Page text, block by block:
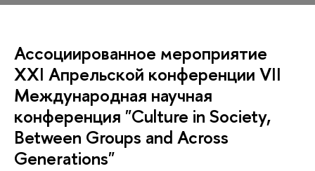
Ассоциированное мероприятие
XXI Апрельской конференции VII
Международная научная
конференция "Culture in Society,
Between Groups and Across
Generations"